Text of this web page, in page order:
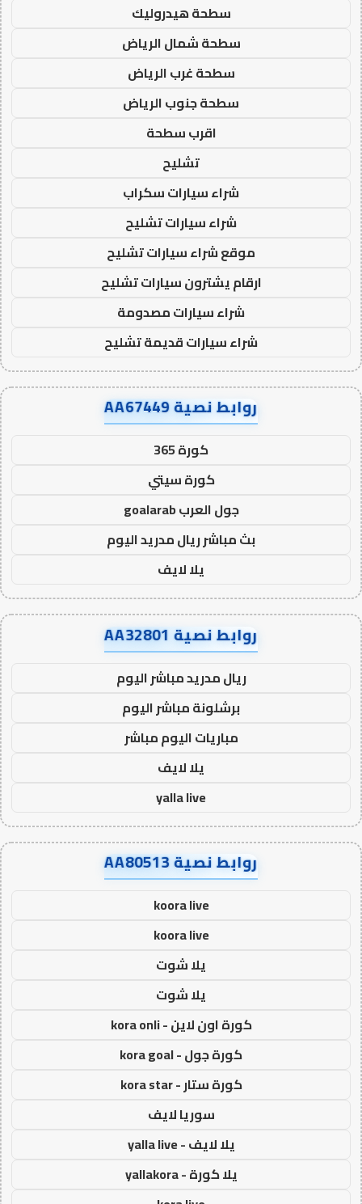
سطحة هيدروليك
سطحة شمال الرياض
سطحة غرب الرياض
سطحة جنوب الرياض
اقرب سطحة
تشليح
شراء سيارات سكراب
شراء سيارات تشليح
موقع شراء سيارات تشليح
ارقام يشترون سيارات تشليح
شراء سيارات مصدومة
شراء سيارات قديمة تشليح
روابط نصية AA67449
كورة 365
كورة سيتي
جول العرب goalarab
بث مباشر ريال مدريد اليوم
يلا لايف
روابط نصية AA32801
ريال مدريد مباشر اليوم
برشلونة مباشر اليوم
مباريات اليوم مباشر
يلا لايف
yalla live
روابط نصية AA80513
koora live
koora live
يلا شوت
يلا شوت
كورة اون لاين - kora onli
كورة جول - kora goal
كورة ستار - kora star
سوريا لايف
يلا لايف - yalla live
يلا كورة - yallakora